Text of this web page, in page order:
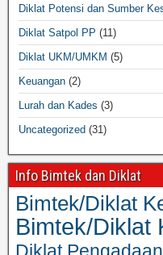
Diklat Potensi dan Sumber
Diklat Satpol PP (11)
Diklat UKM/UMKM (5)
Keuangan (2)
Lurah dan Kades (3)
Uncategorized (31)
Info Bimtek dan Diklat
Bimtek/Diklat
Bimtek/Diklat